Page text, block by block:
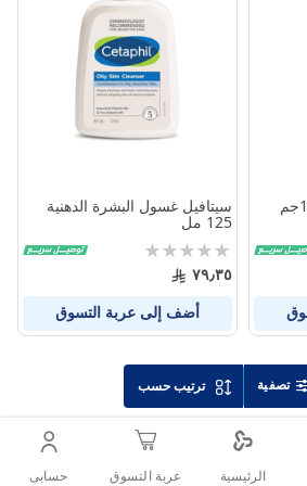
ترتيب حسب
سيتافيل غسول البشرة الدهنية
125 مل
Rating:
0%
٧٩٫٣٥
أضف إلى عربة التسوق
تصفية
الرئيسية عربة التسوق حسابى